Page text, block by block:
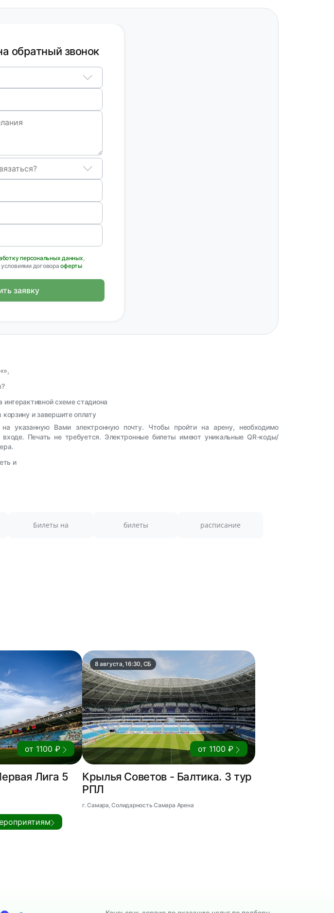
обратный звонок
персональных данных,
договораоферты
заявку
интерактивной схеме стадиона
и завершите оплату
на указанную Вами электронную почту. Чтобы пройти на арену, необходимо
входе. Печать не требуется. Электронные билеты имеют уникальные QR-коды/
и
Билеты на билеты расписание
от 1100 ₽
Лига 5
8 августа, 16:30, СБ
от 1100 ₽
Крылья Советов - Балтика. 3 тур
РПЛ
г. Самара, Солидарность Самара Арена